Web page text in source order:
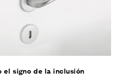
el signo de la inclusión